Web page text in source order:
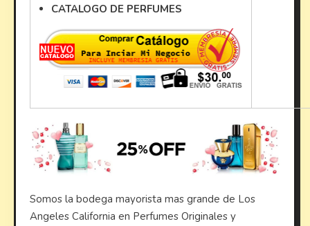
CATALOGO DE PERFUMES
Somos la bodega mayorista mas grande de Los
Angeles California en Perfumes Originales y